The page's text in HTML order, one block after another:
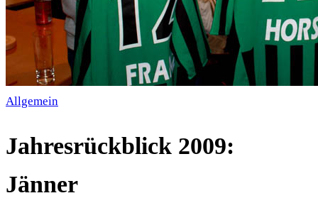
Allgemein
Jahresrückblick 2009:
Jänner